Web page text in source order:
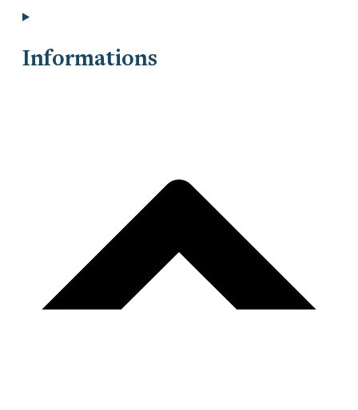
Informations